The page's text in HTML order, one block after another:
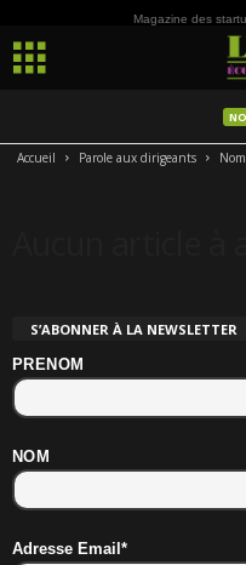
Magazine des
Accueil Parole aux dirigeants
S’ABONNER À LA NEWSLETTER
PRENOM
NOM
Adresse Email*